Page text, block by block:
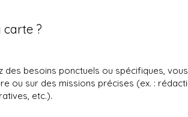
carte ?
des besoins ponctuels ou spécifiques,
ou sur des missions précises (ex. :
etc.).